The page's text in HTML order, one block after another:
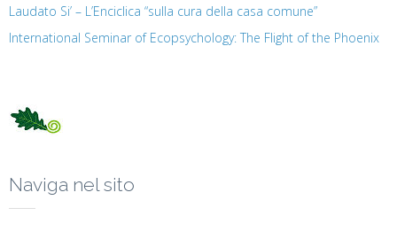
Laudato Si’ – L’Enciclica “sulla cura della casa comune”
International Seminar of Ecopsychology: The Flight of the Phoenix
Naviga nel sito